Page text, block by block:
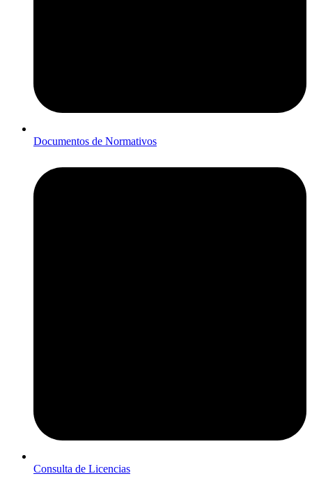
Documentos de Normativos
Consulta de Licencias